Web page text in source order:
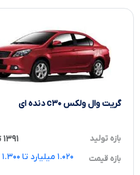
گریت وال ولکس c۳۰ دنده ای
بازه تولید ۱۳۹۱ تا ۱۳۹۵
بازه قیمت